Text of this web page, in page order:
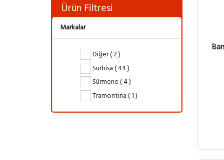
Ürün Filtresi
Markalar
Diğer ( 2 )
Sürbisa ( 44 )
Sürmene ( 4 )
Tramontina ( 1 )